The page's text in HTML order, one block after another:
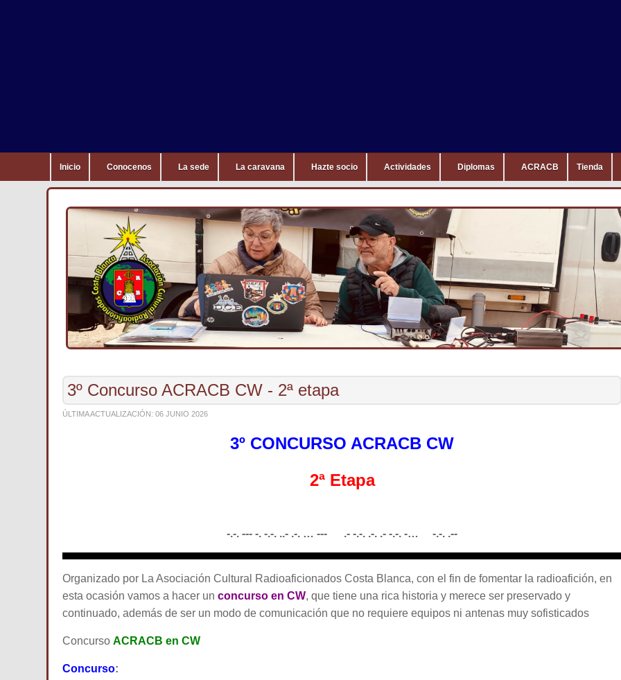
Inicio Conocenos La sede La caravana Hazte socio Actividades Diplomas ACRACB Tienda
3º Concurso ACRACB CW - 2ª etapa
ÚLTIMA ACTUALIZACIÓN: 06 JUNIO 2026
3º CONCURSO ACRACB CW
2ª Etapa
-.-. --- -. -.-. ..- .-. … --- .- -.-. .-. .- -.-. -… -.-. .--
Organizado por La Asociación Cultural Radioaficionados Costa Blanca, con el fin de fomentar la radioafición, en
esta ocasión vamos a hacer un concurso en CW, que tiene una rica historia y merece ser preservado y
continuado, además de ser un modo de comunicación que no requiere equipos ni antenas muy sofisticados
Concurso ACRACB en CW
Concurso: